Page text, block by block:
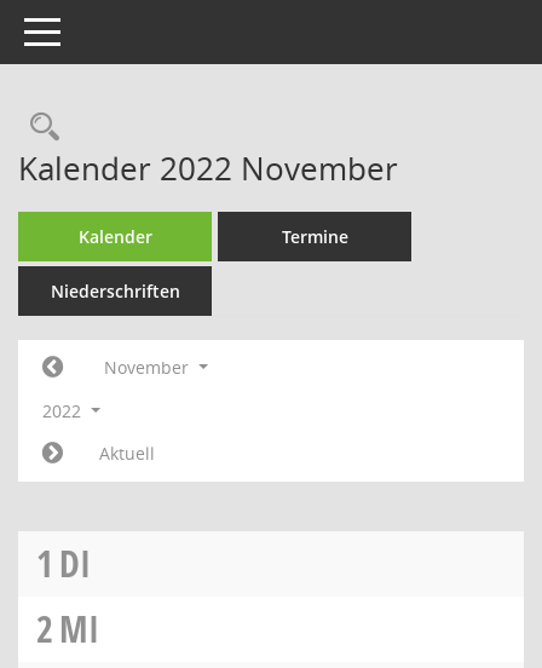
Toggle navigation
Rechercheauswahl
Kalender 2022 November
Kalender Termine
Niederschriften
November
2022
Aktuell
1 DI
2MI